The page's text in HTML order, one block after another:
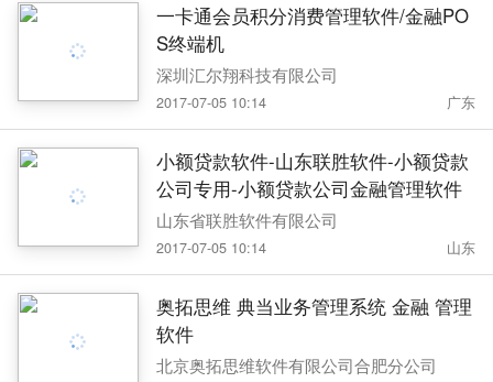
一卡通会员积分消费管理软件/金融PO
S终端机
深圳汇尔翔科技有限公司
2017-07-05 10:14 广东
小额贷款软件-山东联胜软件-小额贷款
公司专用-小额贷款公司金融管理软件
山东省联胜软件有限公司
2017-07-05 10:14 山东
奥拓思维 典当业务管理系统 金融 管理
软件
北京奥拓思维软件有限公司合肥分公司